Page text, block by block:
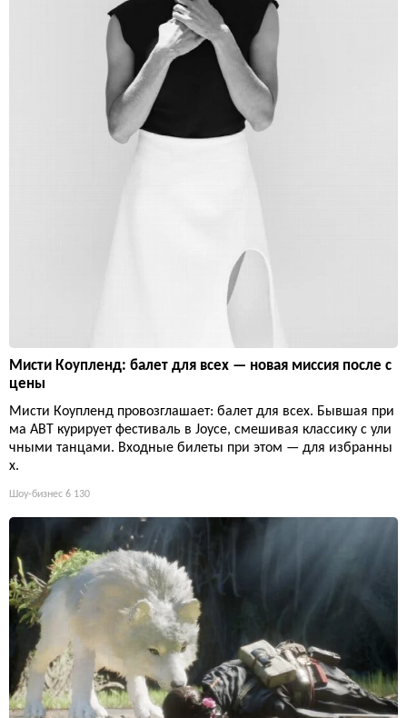
Мисти Коупленд: балет для всех — новая миссия после с
цены
Мисти Коупленд провозглашает: балет для всех. Бывшая при
ма ABT курирует фестиваль в Joyce, смешивая классику с ули
чными танцами. Входные билеты при этом — для избранны
х.
Шоу-бизнес 6 130